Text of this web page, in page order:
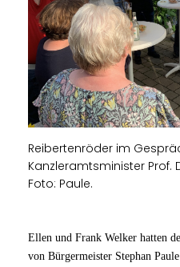
Reibertenröder im
Kanzleramtsminister Prof.
Foto: Paule.
Ellen und Frank Welker hatten
von Bürgermeister Stephan